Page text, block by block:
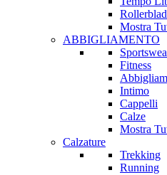
Mostra
ABBIGLIAMENTO
Fitness
Intimo
Cappelli
Calze
Mostra
Calzature
Trekking
Running